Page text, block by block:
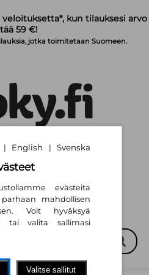
kun tilauksesi arvo
59 €!
jotka toimitetaan Suomeen.
| Svenska
| English | Svenska
evästeitä
mahdollisen
Voit hyväksyä
tai valita sallimasi
Valitse sallitut